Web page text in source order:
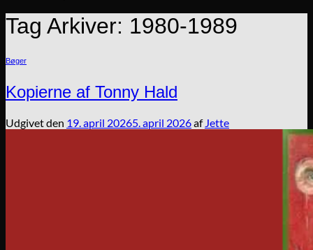
Tag Arkiver: 1980-1989
Bøger
Kopierne af Tonny Hald
Udgivet den 19. april 20265. april 2026af Jette